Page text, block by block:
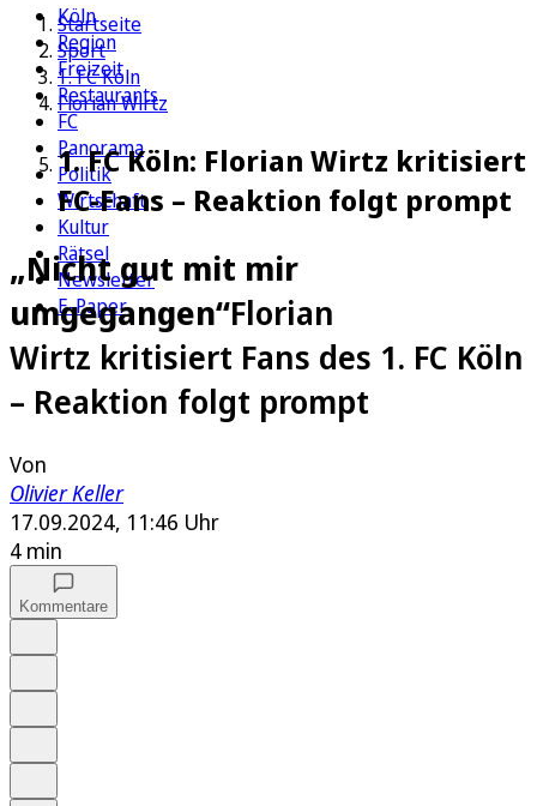
Köln
Region
Freizeit
Restaurants
FC
Panorama
Politik
Wirtschaft
Kultur
Rätsel
Newsletter
E-Paper
Startseite
Sport
1. FC Köln
Florian Wirtz
1. FC Köln: Florian Wirtz kritisiert
FC-Fans – Reaktion folgt prompt
„Nicht gut mit mir
umgegangen“Florian
Wirtz kritisiert Fans des 1. FC Köln
– Reaktion folgt prompt
Von
Olivier Keller
17.09.2024, 11:46 Uhr
4 min
Kommentare